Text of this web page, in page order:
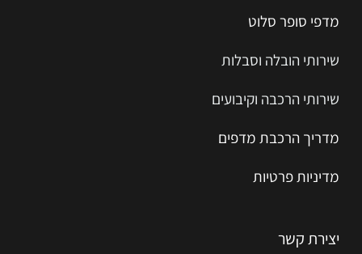
מדפי סופר סלוט
שירותי הובלה וסבלות
שירותי הרכבה וקיבועים
מדריך הרכבת מדפים
מדיניות פרטיות
יצירת קשר